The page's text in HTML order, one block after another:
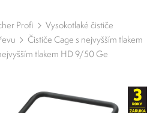
Profi
Vysokotlaké čističe
Čističe Cage s nejvyšším tlakem
tlakem HD 9/50 Ge